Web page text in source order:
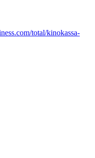
total/kinokassa-